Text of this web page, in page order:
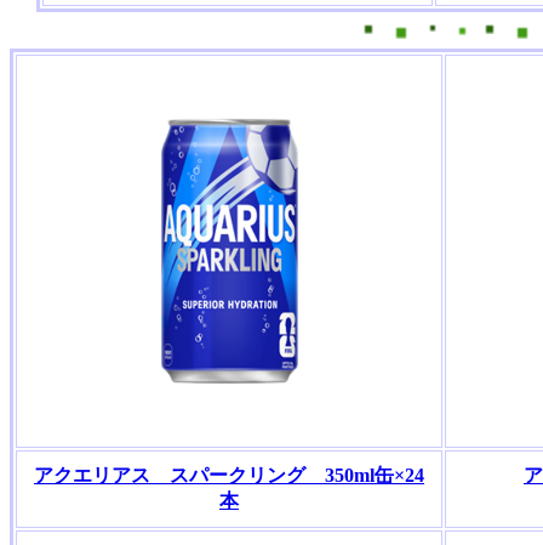
アクエリアス スパークリング 350ml缶×24
本